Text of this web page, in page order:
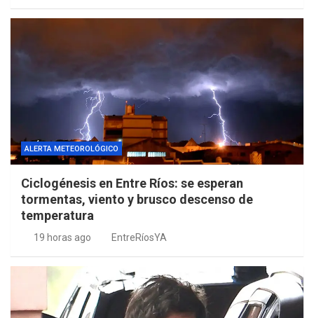
ALERTA METEOROLÓGICO
Ciclogénesis en Entre Ríos: se esperan
tormentas, viento y brusco descenso de
temperatura
19 horas ago EntreRíosYA